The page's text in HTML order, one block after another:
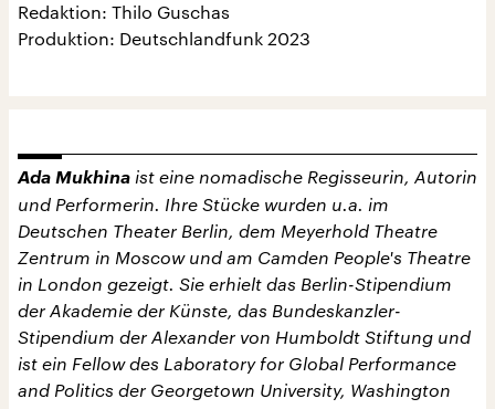
Redaktion: Thilo Guschas
Produktion: Deutschlandfunk 2023
Ada Mukhina ist eine nomadische Regisseurin, Autorin
und Performerin. Ihre Stücke wurden u.a. im
Deutschen Theater Berlin, dem Meyerhold Theatre
Zentrum in Moscow und am Camden People's Theatre
in London gezeigt. Sie erhielt das Berlin-Stipendium
der Akademie der Künste, das Bundeskanzler-
Stipendium der Alexander von Humboldt Stiftung und
ist ein Fellow des Laboratory for Global Performance
and Politics der Georgetown University, Washington